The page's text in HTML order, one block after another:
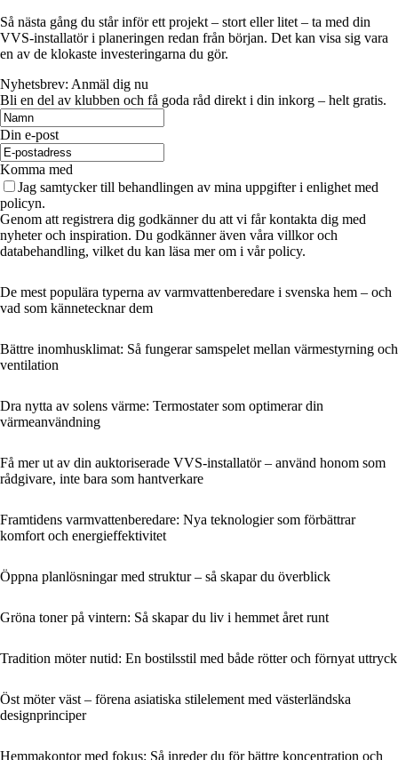
Så nästa gång du står inför ett projekt – stort eller litet – ta med din
VVS-installatör i planeringen redan från början. Det kan visa sig vara
en av de klokaste investeringarna du gör.
Nyhetsbrev: Anmäl dig nu
Bli en del av klubben och få goda råd direkt i din inkorg – helt gratis.
Din e-post
Komma med
Jag samtycker till behandlingen av mina uppgifter i enlighet med
policyn.
Genom att registrera dig godkänner du att vi får kontakta dig med
nyheter och inspiration. Du godkänner även våra villkor och
databehandling, vilket du kan läsa mer om i vår policy.
De mest populära typerna av varmvattenberedare i svenska hem – och
vad som kännetecknar dem
Bättre inomhusklimat: Så fungerar samspelet mellan värmestyrning och
ventilation
Dra nytta av solens värme: Termostater som optimerar din
värmeanvändning
Få mer ut av din auktoriserade VVS-installatör – använd honom som
rådgivare, inte bara som hantverkare
Framtidens varmvattenberedare: Nya teknologier som förbättrar
komfort och energieffektivitet
Öppna planlösningar med struktur – så skapar du överblick
Gröna toner på vintern: Så skapar du liv i hemmet året runt
Tradition möter nutid: En bostilsstil med både rötter och förnyat uttryck
Öst möter väst – förena asiatiska stilelement med västerländska
designprinciper
Hemmakontor med fokus: Så inreder du för bättre koncentration och